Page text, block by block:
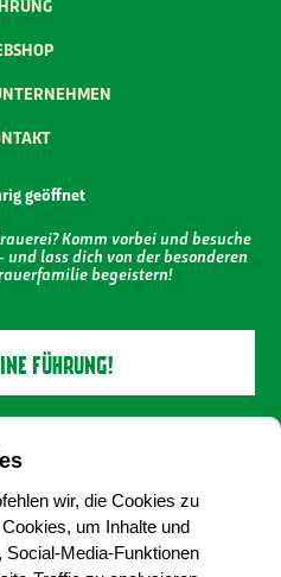
wir, die Cookies zu
um Inhalte und
Media-Funktionen
geöffnet
Komm vorbei und besuche
lass dich von der besonderen
begeistern!
FÜHRUNG!